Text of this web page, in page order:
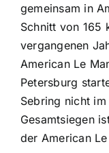
gemeinsam in
Schnitt von 165
vergangenen
American Le
Petersburg
Sebring nicht
Gesamtsiegen
der American